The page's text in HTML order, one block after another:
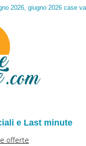
2026, giugno 2026 case
e Last minute
offerte